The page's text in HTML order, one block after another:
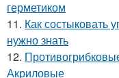
герметиком
11. Как состыковать
нужно знать
12.
Акриловые